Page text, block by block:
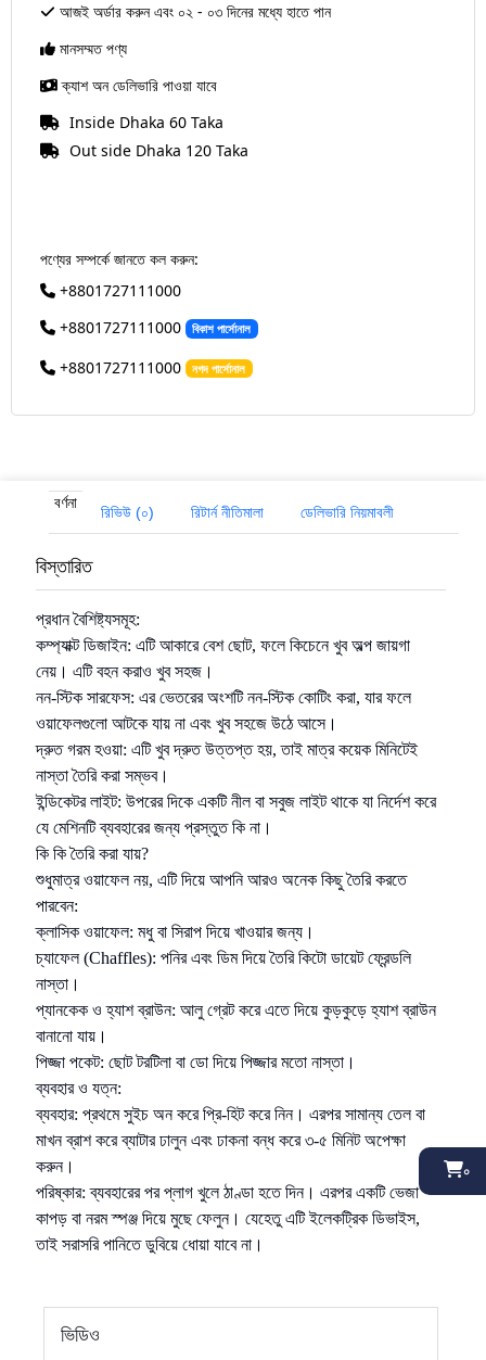
আজই অর্ডার করুন এবং ০২ - ০৩ দিনের মধ্যে হাতে পান
মানসম্মত পণ্য
ক্যাশ অন ডেলিভারি পাওয়া যাবে
Inside Dhaka 60 Taka
Out side Dhaka 120 Taka
পণ্যের সম্পর্কে জানতে কল করুন:
+8801727111000
+8801727111000
বিকাশ পার্সোনাল
+8801727111000 নগদ পার্সোনাল
বর্ণনা
রিভিউ (০) রিটার্ন নীতিমালা ডেলিভারি নিয়মাবলী
বিস্তারিত
প্রধান বৈশিষ্ট্যসমূহ:
কম্প্যাক্ট ডিজাইন: এটি আকারে বেশ ছোট, ফলে কিচেনে খুব অল্প জায়গা
নেয়। এটি বহন করাও খুব সহজ।
নন-স্টিক সারফেস: এর ভেতরের অংশটি নন-স্টিক কোটিং করা, যার ফলে
ওয়াফেলগুলো আটকে যায় না এবং খুব সহজে উঠে আসে।
দ্রুত গরম হওয়া: এটি খুব দ্রুত উত্তপ্ত হয়, তাই মাত্র কয়েক মিনিটেই
নাস্তা তৈরি করা সম্ভব।
ইন্ডিকেটর লাইট: উপরের দিকে একটি নীল বা সবুজ লাইট থাকে যা নির্দেশ করে
যে মেশিনটি ব্যবহারের জন্য প্রস্তুত কি না।
কি কি তৈরি করা যায়?
শুধুমাত্র ওয়াফেল নয়, এটি দিয়ে আপনি আরও অনেক কিছু তৈরি করতে
পারবেন:
ক্লাসিক ওয়াফেল: মধু বা সিরাপ দিয়ে খাওয়ার জন্য।
চ্যাফেল (Chaffles): পনির এবং ডিম দিয়ে তৈরি কিটো ডায়েট ফ্রেন্ডলি
নাস্তা।
প্যানকেক ও হ্যাশ ব্রাউন: আলু গ্রেট করে এতে দিয়ে কুড়কুড়ে হ্যাশ ব্রাউন
বানানো যায়।
পিজ্জা পকেট: ছোট টরটিলা বা ডো দিয়ে পিজ্জার মতো নাস্তা।
ব্যবহার ও যত্ন:
ব্যবহার: প্রথমে সুইচ অন করে প্রি-হিট করে নিন। এরপর সামান্য তেল বা
মাখন ব্রাশ করে ব্যাটার ঢালুন এবং ঢাকনা বন্ধ করে ৩-৫ মিনিট অপেক্ষা
করুন।
পরিষ্কার: ব্যবহারের পর প্লাগ খুলে ঠাণ্ডা হতে দিন। এরপর একটি ভেজা
কাপড় বা নরম স্পঞ্জ দিয়ে মুছে ফেলুন। যেহেতু এটি ইলেকট্রিক ডিভাইস,
তাই সরাসরি পানিতে ডুবিয়ে ধোয়া যাবে না।
ভিডিও
০